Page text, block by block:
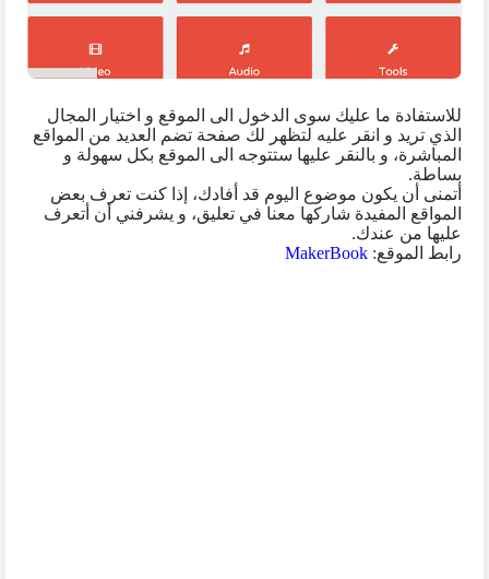
للاستفادة ما عليك سوى الدخول الى الموقع و اختيار المجال
الذي تريد و انقر عليه لتظهر لك صفحة تضم العديد من المواقع
المباشرة، و بالنقر عليها ستتوجه الى الموقع بكل سهولة و
بساطة.
أتمنى أن يكون موضوع اليوم قد أفادك، إذا كنت تعرف بعض
المواقع المفيدة شاركها معنا في تعليق، و يشرفني أن أتعرف
عليها من عندك.
رابط الموقع:MakerBook